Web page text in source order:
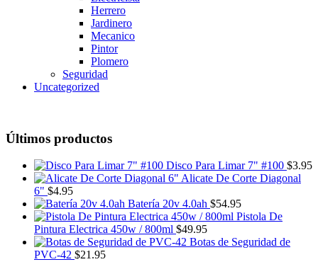
Herrero
Jardinero
Mecanico
Pintor
Plomero
Seguridad
Uncategorized
Últimos productos
Disco Para Limar 7" #100 $3.95
Alicate De Corte Diagonal
6" $4.95
Batería 20v 4.0ah $54.95
Pistola De
Pintura Electrica 450w / 800ml $49.95
Botas de Seguridad de
PVC-42 $21.95